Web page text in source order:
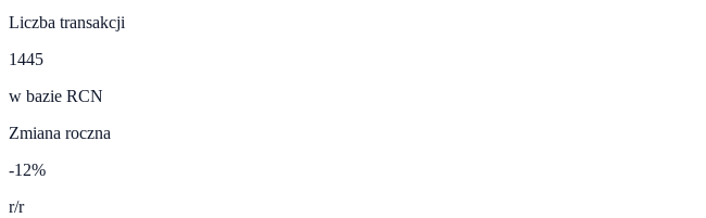
Liczba transakcji
1445
w bazie RCN
Zmiana roczna
-12%
r/r